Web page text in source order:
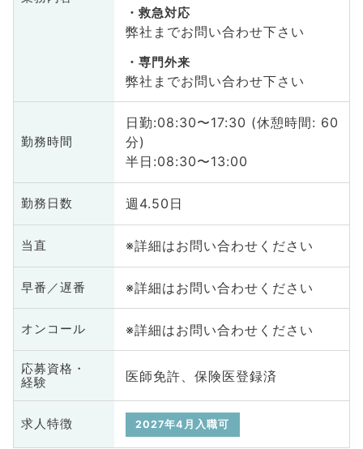
救急対応
弊社までお問い合わせ下さい
専門外来
弊社までお問い合わせ下さい
勤務時間
日勤:08:30〜17:30 (休憩時間: 60
分)
半日:08:30〜13:00
勤務日数 週4.50日
当直 ※詳細はお問い合わせください
早番／遅番 ※詳細はお問い合わせください
オンコール ※詳細はお問い合わせください
応募資格・
経験
医師免許、保険医登録済
求人特徴 2027年4月入職可